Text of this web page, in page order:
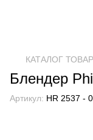
КАТАЛОГ
Блендер
Артикул: HR 2537 -